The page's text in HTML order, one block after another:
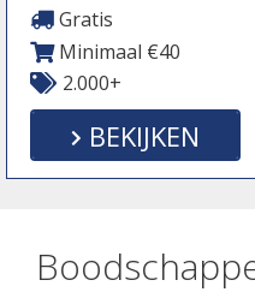
Gratis
Minimaal €40
2.000+
BEKIJKEN